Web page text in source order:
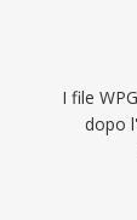
I file
dopo